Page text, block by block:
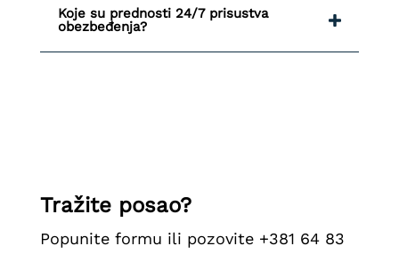
Koje su prednosti 24/7 prisustva
obezbeđenja?
Tražite posao?
Popunite formu ili pozovite +381 64 83